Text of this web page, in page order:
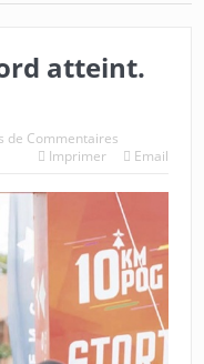
atteint.
de Commentaires
Imprimer
Email